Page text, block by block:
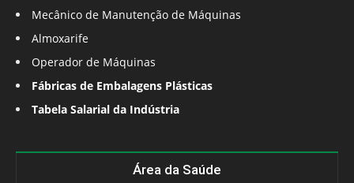
Mecânico de Manutenção de Máquinas
Almoxarife
Operador de Máquinas
Fábricas de Embalagens Plásticas
Tabela Salarial da Indústria
Área da Saúde